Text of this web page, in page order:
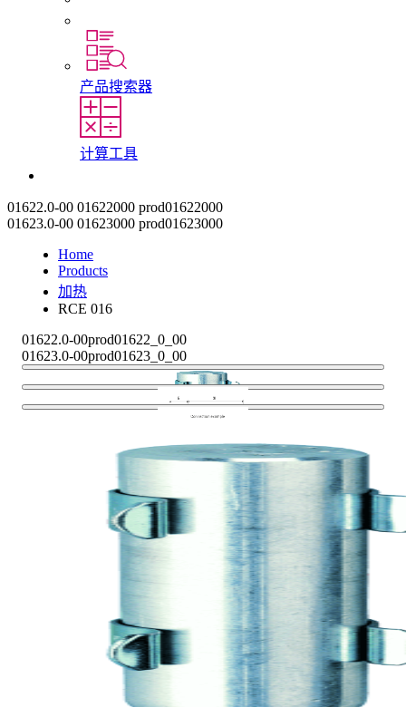
产品搜索器
计算工具
01622.0-00 01622000 prod01622000
01623.0-00 01623000 prod01623000
Home
Products
加热
RCE 016
01622.0-00prod01622_0_00
01623.0-00prod01623_0_00